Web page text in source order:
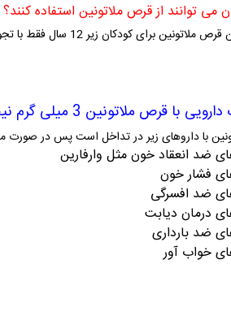
می توانند از قرص ملاتونین استفاده کنند؟
کودکان زیر 12 سال فقط با تجویز و صلاحدید پزشک امکان پذیر می باشد.
با قرص ملاتونین 3 میلی گرم نیچر مید
با داروهای زیر در تداخل است پس در صورت
ضد انعقاد خون مثل وارفارین
فشار خون
ضد افسرگی
درمان دیابت
ضد بارداری
خواب آور